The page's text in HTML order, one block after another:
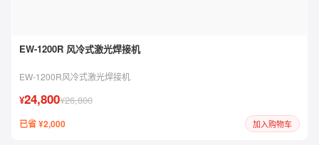
EW-1200R 风冷式激光焊接机
EW-1200R风冷式激光焊接机
¥24,800¥26,800
已省 ¥2,000 加入购物车